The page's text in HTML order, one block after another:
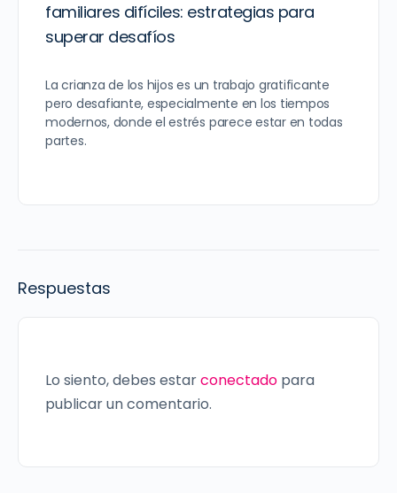
familiares difíciles: estrategias para
superar desafíos
La crianza de los hijos es un trabajo gratificante
pero desafiante, especialmente en los tiempos
modernos, donde el estrés parece estar en todas
partes.
Respuestas
Lo siento, debes estarconectado para
publicar un comentario.